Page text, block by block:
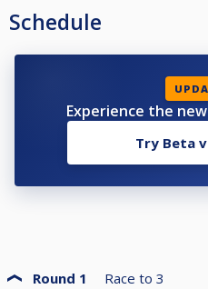
Schedule
Experience the
Try Beta
Round 1 Race to 3